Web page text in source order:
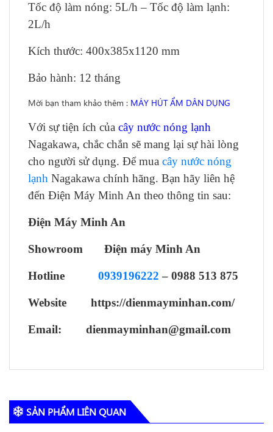
Tốc độ làm nóng: 5L/h – Tốc độ làm lạnh:
2L/h
Kích thước: 400x385x1120 mm
Bảo hành: 12 tháng
Mời bạn tham khảo thêm : MÁY HÚT ẨM DÂN DỤNG
Với sự tiện ích của cây nước nóng lạnh
Nagakawa, chắc chắn sẽ mang lại sự hài lòng
cho người sử dụng. Để mua cây nước nóng
lạnh Nagakawa chính hãng. Bạn hãy liên hệ
đến Điện Máy Minh An theo thông tin sau:
Điện Máy Minh An
Showroom Điện máy Minh An
Hotline 0939196222 – 0988 513 875
Website https://dienmayminhan.com/
Email: dienmayminhan@gmail.com
SẢN PHẨM LIÊN QUAN